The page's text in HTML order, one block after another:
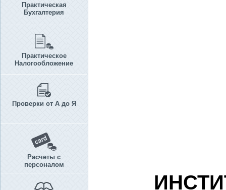
Практическая
Бухгалтерия
Практическое
Налогообложение
Проверки от А до Я
Расчеты с
персоналом